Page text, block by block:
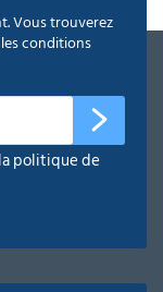
Vous trouverez
conditions
politique de